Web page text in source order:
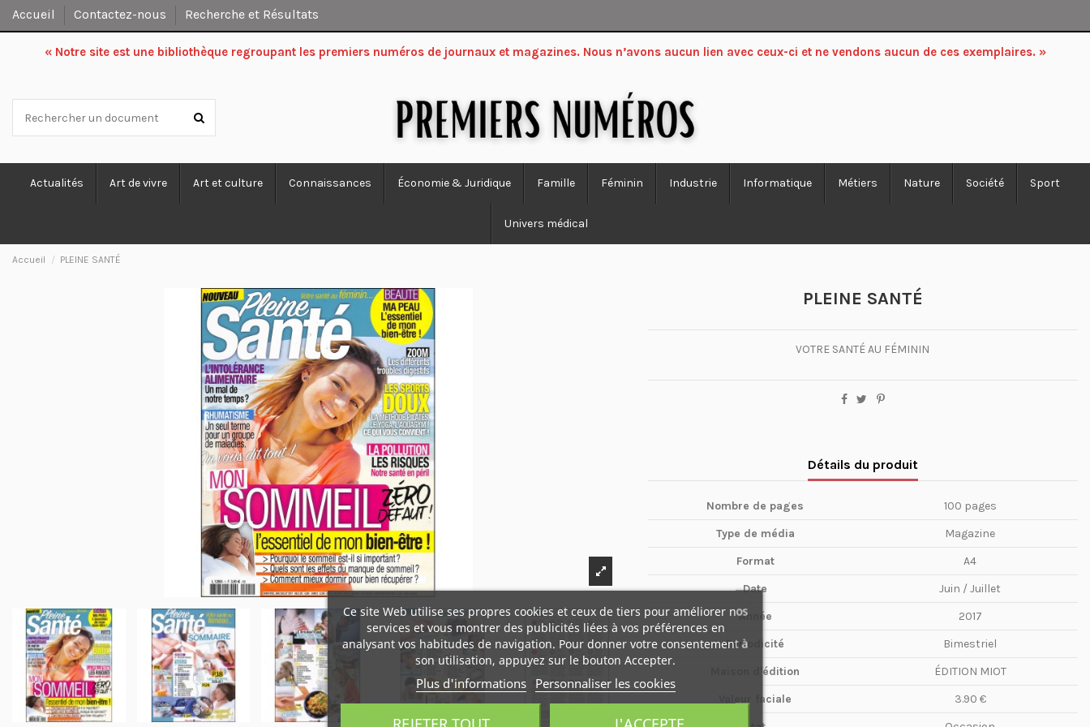
Accueil Contactez-nous Recherche et Résultats
« Notre site est une bibliothèque regroupant les premiers numéros de journaux et magazines. Nous n’avons aucun lien avec ceux-ci et ne vendons aucun de ces exemplaires. »
Actualités Art de vivre Art et culture Connaissances Économie & Juridique Famille Féminin Industrie Informatique Métiers Nature Société Sport
Univers médical
Accueil PLEINE SANTÉ
PLEINE SANTÉ
VOTRE SANTÉ AU FÉMININ
Détails du produit
Nombre de pages
100 pages
Type de média
Magazine
Format
A4
Date
Juin / Juillet
Année
2017
Périodicité
Bimestriel
Maison d'édition
ÉDITION MIOT
Valeur faciale
3.90 €
Ce site Web utilise ses propres cookies et ceux de tiers pour améliorer nos
services et vous montrer des publicités liées à vos préférences en
analysant vos habitudes de navigation. Pour donner votre consentement à
son utilisation, appuyez sur le bouton Accepter.
Plus d'informations Personnaliser les cookies